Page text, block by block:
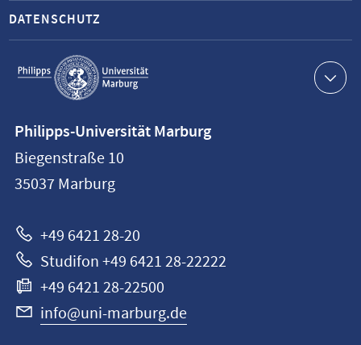
Service-
Navigation
DATENSCHUTZ
Philipps-
Universität
Marburg
Philipps-Universität Marburg
Biegenstraße 10
35037 Marburg
+49 6421 28-20
Studifon +49 6421 28-22222
+49 6421 28-22500
info@uni-marburg.de